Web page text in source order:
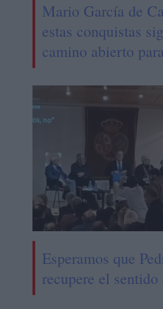
Mario García de
estas conquistas
camino abierto
Esperamos que
recupere el sentido